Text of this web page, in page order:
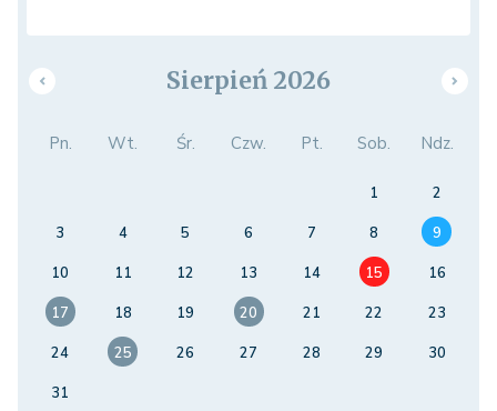
Sierpień 2026
Pn. Wt. Śr. Czw. Pt. Sob. Ndz.
1
2
3
4 5 6 7 8
9
10
11 12 13 14 15
16
17
18 19 20 21 22
23
24
25 26 27 28 29
30
31